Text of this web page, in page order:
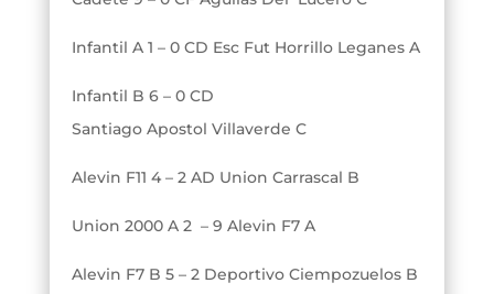
Infantil A 1 – 0 CD Esc Fut Horrillo Leganes A
Infantil B 6 – 0 CD
Santiago Apostol Villaverde C
Alevin F11 4 – 2 AD Union Carrascal B
Union 2000 A 2 – 9 Alevin F7 A
Alevin F7 B 5 – 2 Deportivo Ciempozuelos B